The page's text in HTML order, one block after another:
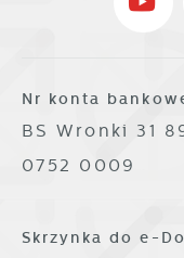
Nr konta
BS Wronki 31
0752 0009
Skrzynka do e-